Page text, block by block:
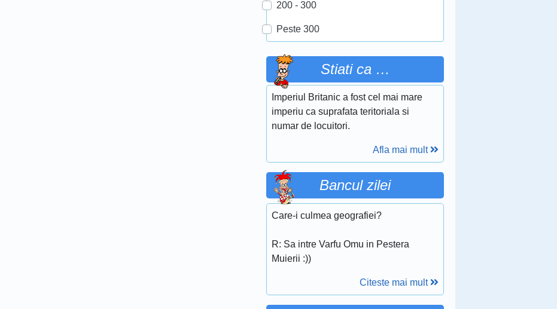
200 - 300
Peste 300
Stiati ca …
Imperiul Britanic a fost cel mai mare
imperiu ca suprafata teritoriala si
numar de locuitori.
Afla mai mult
Bancul zilei
Care-i culmea geografiei?
R: Sa intre Varfu Omu in Pestera
Muierii :))
Citeste mai mult